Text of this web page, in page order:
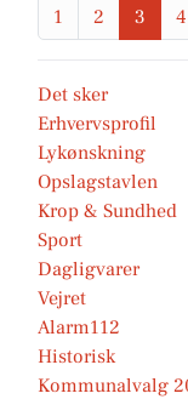
1 2 3 4
Det sker
Erhvervsprofil
Lykønskning
Opslagstavlen
Krop & Sundhed
Sport
Dagligvarer
Vejret
Alarm112
Historisk
Kommunalvalg